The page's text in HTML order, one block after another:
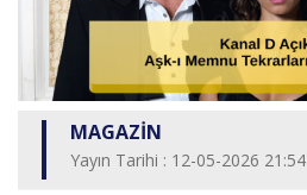
MAGAZİN
Yayın Tarihi : 12-05-2026 21:54